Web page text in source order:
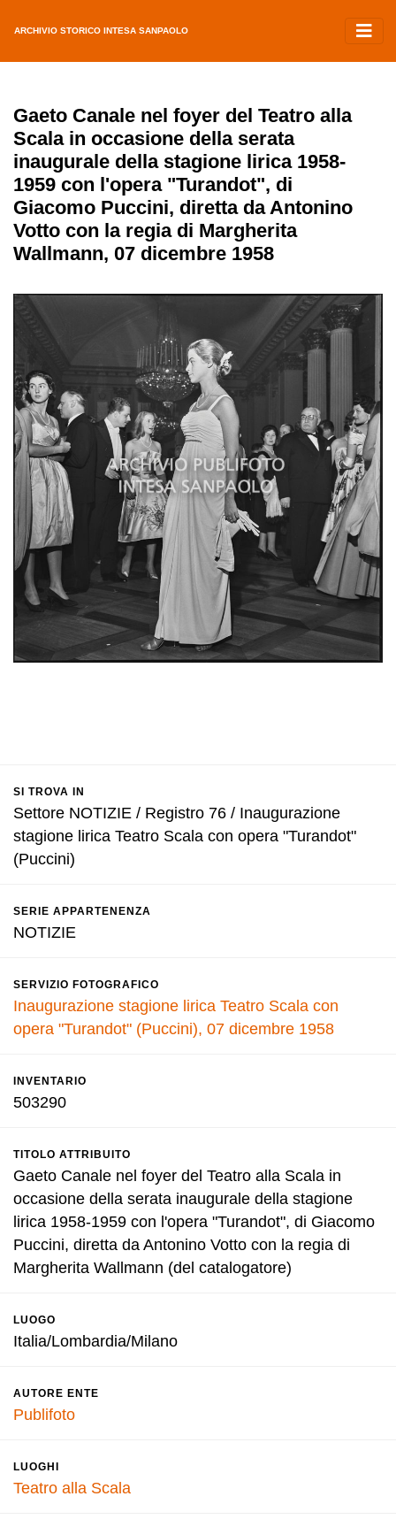
ARCHIVIO STORICO INTESA SANPAOLO
Gaeto Canale nel foyer del Teatro alla
Scala in occasione della serata
inaugurale della stagione lirica 1958-
1959 con l'opera "Turandot", di
Giacomo Puccini, diretta da Antonino
Votto con la regia di Margherita
Wallmann, 07 dicembre 1958
SI TROVA IN
Settore NOTIZIE / Registro 76 / Inaugurazione
stagione lirica Teatro Scala con opera "Turandot"
(Puccini)
SERIE APPARTENENZA
NOTIZIE
SERVIZIO FOTOGRAFICO
Inaugurazione stagione lirica Teatro Scala con
opera "Turandot" (Puccini), 07 dicembre 1958
INVENTARIO
503290
TITOLO ATTRIBUITO
Gaeto Canale nel foyer del Teatro alla Scala in
occasione della serata inaugurale della stagione
lirica 1958-1959 con l'opera "Turandot", di Giacomo
Puccini, diretta da Antonino Votto con la regia di
Margherita Wallmann (del catalogatore)
LUOGO
Italia/Lombardia/Milano
AUTORE ENTE
Publifoto
LUOGHI
Teatro alla Scala